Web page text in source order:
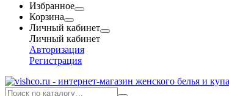
Избранное
Корзина
Личный кабинет
Личный кабинет
Авторизация
Регистрация